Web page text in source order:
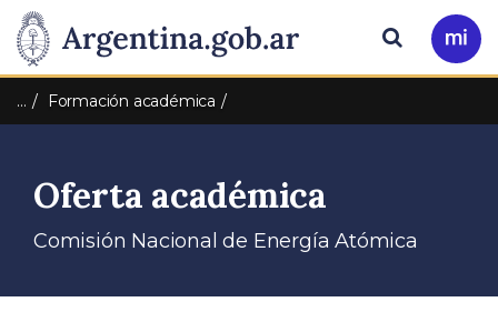
Presidencia
de
Nación
Pasar al contenido principal
Ir
a
Buscar
… Formación académica
Oferta académica
Comisión Nacional de Energía Atómica